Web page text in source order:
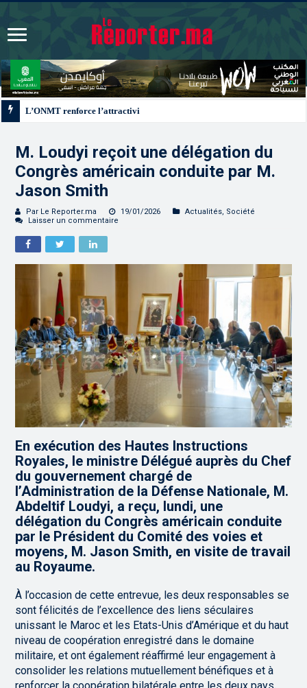
M. Loudyi reçoit une délégation du
Congrès américain conduite par M.
Jason Smith
Par Le Reporter.ma 19/01/2026 Actualités, Société
Laisser un commentaire
En exécution des Hautes Instructions
Royales, le ministre Délégué auprès du Chef
du gouvernement chargé de
l’Administration de la Défense Nationale, M.
Abdeltif Loudyi, a reçu, lundi, une
délégation du Congrès américain conduite
par le Président du Comité des voies et
moyens, M. Jason Smith, en visite de travail
au Royaume.
À l’occasion de cette entrevue, les deux responsables se
sont félicités de l’excellence des liens séculaires
unissant le Maroc et les Etats-Unis d’Amérique et du haut
niveau de coopération enregistré dans le domaine
militaire, et ont également réaffirmé leur engagement à
consolider les relations mutuellement bénéfiques et à